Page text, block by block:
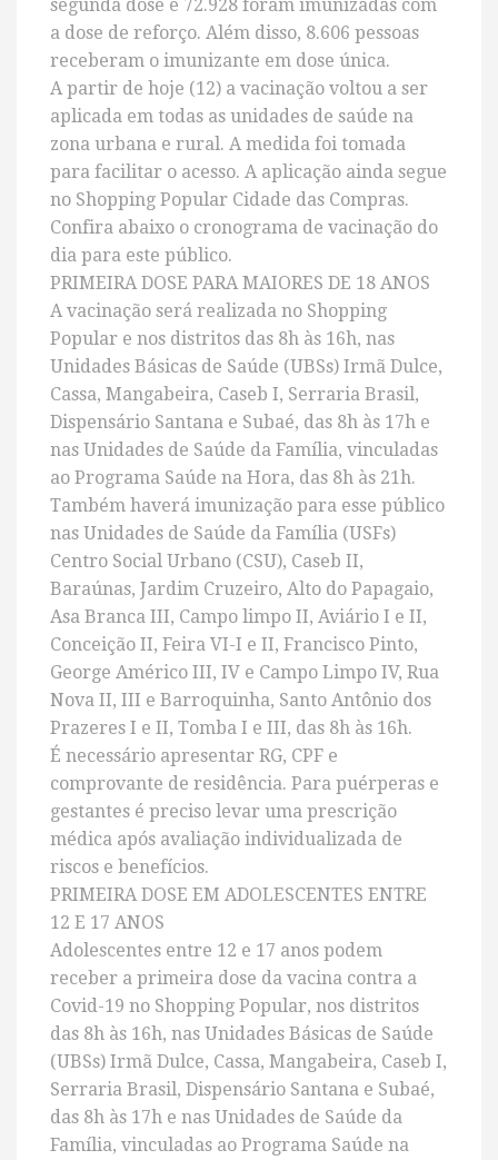
segunda dose e 72.928 foram imunizadas com
a dose de reforço. Além disso, 8.606 pessoas
receberam o imunizante em dose única.
A partir de hoje (12) a vacinação voltou a ser
aplicada em todas as unidades de saúde na
zona urbana e rural. A medida foi tomada
para facilitar o acesso. A aplicação ainda segue
no Shopping Popular Cidade das Compras.
Confira abaixo o cronograma de vacinação do
dia para este público.
PRIMEIRA DOSE PARA MAIORES DE 18 ANOS
A vacinação será realizada no Shopping
Popular e nos distritos das 8h às 16h, nas
Unidades Básicas de Saúde (UBSs) Irmã Dulce,
Cassa, Mangabeira, Caseb I, Serraria Brasil,
Dispensário Santana e Subaé, das 8h às 17h e
nas Unidades de Saúde da Família, vinculadas
ao Programa Saúde na Hora, das 8h às 21h.
Também haverá imunização para esse público
nas Unidades de Saúde da Família (USFs)
Centro Social Urbano (CSU), Caseb II,
Baraúnas, Jardim Cruzeiro, Alto do Papagaio,
Asa Branca III, Campo limpo II, Aviário I e II,
Conceição II, Feira VI-I e II, Francisco Pinto,
George Américo III, IV e Campo Limpo IV, Rua
Nova II, III e Barroquinha, Santo Antônio dos
Prazeres I e II, Tomba I e III, das 8h às 16h.
É necessário apresentar RG, CPF e
comprovante de residência. Para puérperas e
gestantes é preciso levar uma prescrição
médica após avaliação individualizada de
riscos e benefícios.
PRIMEIRA DOSE EM ADOLESCENTES ENTRE
12 E 17 ANOS
Adolescentes entre 12 e 17 anos podem
receber a primeira dose da vacina contra a
Covid-19 no Shopping Popular, nos distritos
das 8h às 16h, nas Unidades Básicas de Saúde
(UBSs) Irmã Dulce, Cassa, Mangabeira, Caseb I,
Serraria Brasil, Dispensário Santana e Subaé,
das 8h às 17h e nas Unidades de Saúde da
Família, vinculadas ao Programa Saúde na